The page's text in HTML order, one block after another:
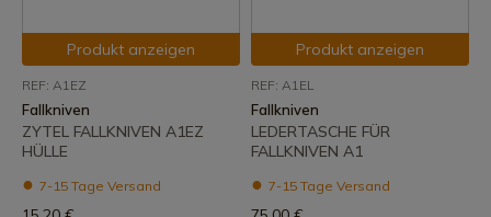
Produkt anzeigen
REF: A1EZ
Fallkniven
ZYTEL FALLKNIVEN A1EZ
HÜLLE
7-15 Tage Versand
Produkt anzeigen
REF: A1EL
Fallkniven
LEDERTASCHE FÜR
FALLKNIVEN A1
7-15 Tage Versand